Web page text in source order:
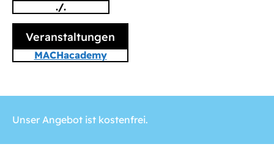
./.
Veranstaltungen
MACHacademy
Unser Angebot ist kostenfrei.